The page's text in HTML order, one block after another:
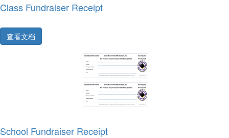
Class Fundraiser Receipt
查看文档
School Fundraiser Receipt